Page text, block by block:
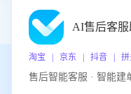
AI售后客服
淘宝 | 京东 | 抖音 | 拼